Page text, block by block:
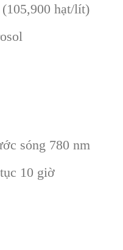
hạt/lít)
sóng 780 nm
10 giờ